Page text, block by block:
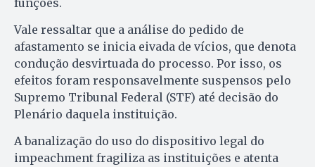
funções.
Vale ressaltar que a análise do pedido de
afastamento se inicia eivada de vícios, que denota
condução desvirtuada do processo. Por isso, os
efeitos foram responsavelmente suspensos pelo
Supremo Tribunal Federal (STF) até decisão do
Plenário daquela instituição.
A banalização do uso do dispositivo legal do
impeachment fragiliza as instituições e atenta